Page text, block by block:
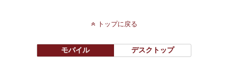
トップに戻る
モバイル デスクトップ